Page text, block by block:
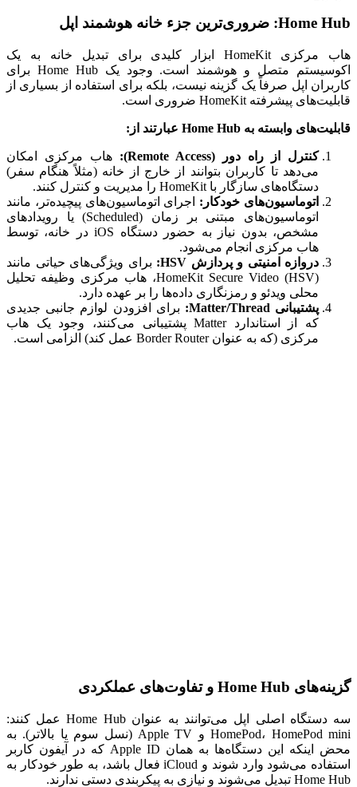
Home Hub: ضروری‌ترین جزء خانه هوشمند اپل
هاب مرکزی HomeKit ابزار کلیدی برای تبدیل خانه به یک
اکوسیستم متصل و هوشمند است. وجود یک Home Hub برای
کاربران اپل صرفاً یک گزینه نیست، بلکه برای استفاده از بسیاری از
قابلیت‌های پیشرفته HomeKit ضروری است.
قابلیت‌های وابسته به Home Hub عبارتند از:
کنترل از راه دور (Remote Access):
هاب مرکزی امکان
می‌دهد تا کاربران بتوانند از خارج از خانه (مثلاً هنگام سفر)
دستگاه‌های سازگار با HomeKit را مدیریت و کنترل کنند.
اتوماسیون‌های خودکار: اجرای اتوماسیون‌های پیچیده‌تر، مانند
اتوماسیون‌های مبتنی بر زمان (Scheduled) یا رویدادهای
مشخص، بدون نیاز به حضور دستگاه iOS در خانه، توسط
هاب مرکزی انجام می‌شود.
دروازه امنیتی و پردازش HSV:
برای ویژگی‌های حیاتی مانند
HomeKit Secure Video (HSV)، هاب مرکزی وظیفه تحلیل
محلی ویدئو و رمزنگاری داده‌ها را بر عهده دارد.
پشتیبانی Matter/Thread:
برای افزودن لوازم جانبی جدیدی
که از استاندارد Matter پشتیبانی می‌کنند، وجود یک هاب
مرکزی (که به عنوان Border Router عمل کند) الزامی است.
گزینه‌های Home Hub و تفاوت‌های عملکردی
سه دستگاه اصلی اپل می‌توانند به عنوان Home Hub عمل کنند:
HomePod، HomePod mini و Apple TV (نسل سوم یا بالاتر). به
محض اینکه این دستگاه‌ها به همان Apple ID که در آیفون کاربر
استفاده می‌شود وارد شوند و iCloud فعال باشد، به طور خودکار به
Home Hub تبدیل می‌شوند و نیازی به پیکربندی دستی ندارند.